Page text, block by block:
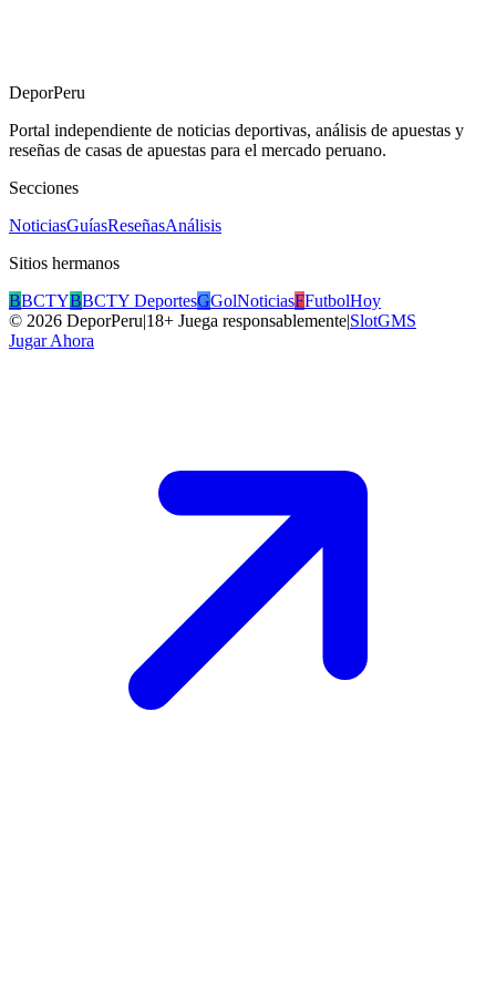
DeporPeru
Portal independiente de noticias deportivas, análisis de apuestas y
reseñas de casas de apuestas para el mercado peruano.
Secciones
NoticiasGuíasReseñasAnálisis
Sitios hermanos
BBCTYBBCTY DeportesGGolNoticiasFFutbolHoy
© 2026 DeporPeru|18+ Juega responsablemente|SlotGMS
Jugar Ahora